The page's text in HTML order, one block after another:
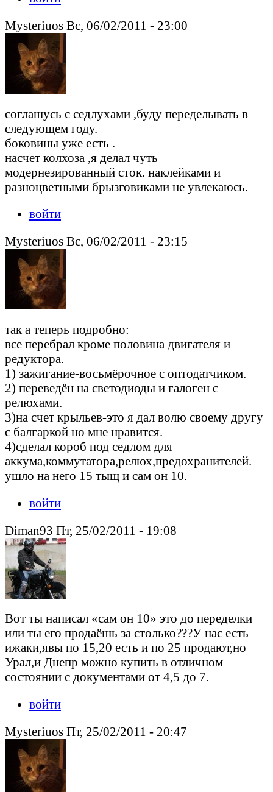
Mysteriuos Вс, 06/02/2011 - 23:00
соглашусь с седлухами ,буду переделывать в
следующем году.
боковины уже есть .
насчет колхоза ,я делал чуть
модернезированный сток. наклейками и
разноцветными брызговиками не увлекаюсь.
войти
Mysteriuos Вс, 06/02/2011 - 23:15
так а теперь подробно:
все перебрал кроме половина двигателя и
редуктора.
1) зажигание-восьмёрочное с оптодатчиком.
2) переведён на светодиоды и галоген с
релюхами.
3)на счет крыльев-это я дал волю своему другу
с балгаркой но мне нравится.
4)сделал короб под седлом для
аккума,коммутатора,релюх,предохранителей.
ушло на него 15 тыщ и сам он 10.
войти
Diman93 Пт, 25/02/2011 - 19:08
Вот ты написал «сам он 10» это до переделки
или ты его продаёшь за столько???У нас есть
ижаки,явы по 15,20 есть и по 25 продают,но
Урал,и Днепр можно купить в отличном
состоянии с документами от 4,5 до 7.
войти
Mysteriuos Пт, 25/02/2011 - 20:47